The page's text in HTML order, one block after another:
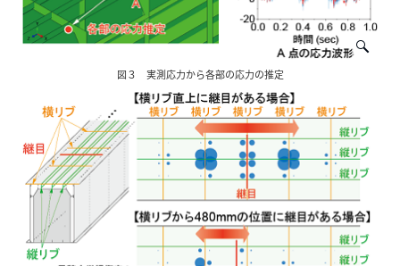
図３ 実測応力から各部の応力の推定